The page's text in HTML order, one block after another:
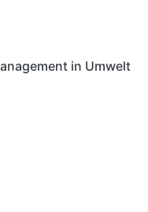
in Umwelt